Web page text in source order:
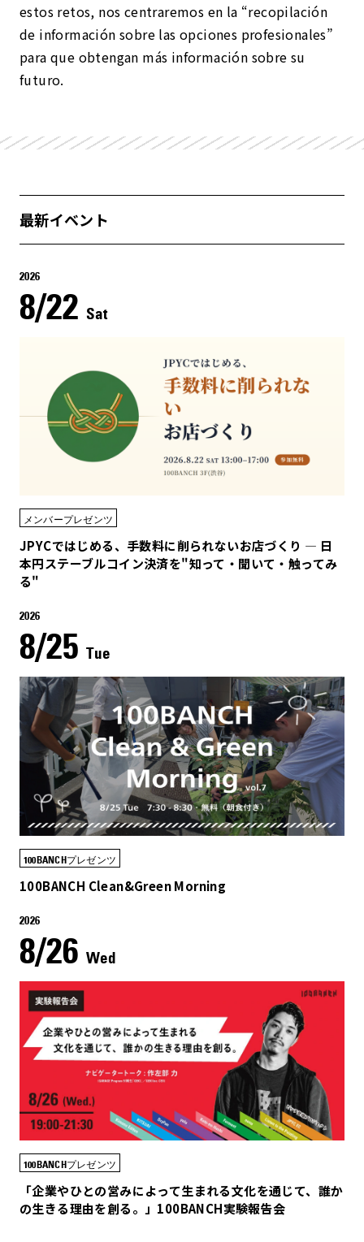
estos retos, nos centraremos en la “recopilación
de información sobre las opciones profesionales”
para que obtengan más información sobre su
futuro.
最新イベント
2026
8/22 Sat
メンバープレゼンツ
JPYCではじめる、手数料に削られないお店づくり — 日
本円ステーブルコイン決済を"知って・聞いて・触ってみ
る"
2026
8/25 Tue
100BANCHプレゼンツ
100BANCH Clean&Green Morning
2026
8/26 Wed
100BANCHプレゼンツ
「企業やひとの営みによって生まれる文化を通じて、誰か
の生きる理由を創る。」100BANCH実験報告会